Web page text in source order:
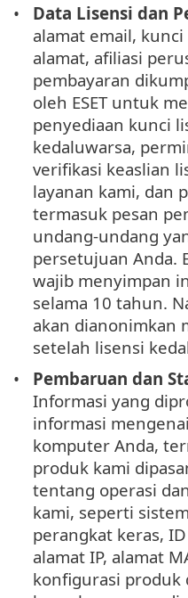
Data Lisensi dan
alamat email,
alamat, afiliasi
pembayaran
oleh ESET untuk
penyediaan kunci
kedaluwarsa,
verifikasi keaslian
layanan kami, dan
termasuk pesan
undang-undang
persetujuan Anda.
wajib menyimpan
selama 10 tahun.
akan dianonimkan
setelah lisensi
Pembaruan dan
Informasi yang
informasi
komputer Anda,
produk kami
tentang operasi
kami, seperti
perangkat keras,
alamat IP, alamat
konfigurasi produk